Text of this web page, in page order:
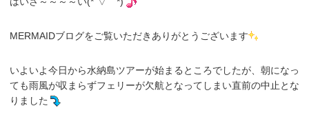
MERMAIDブログをご覧いただきありがとうございます
いよいよ今日から水納島ツアーが始まるところでしたが、朝になっ
ても雨風が収まらずフェリーが欠航となってしまい直前の中止とな
りました